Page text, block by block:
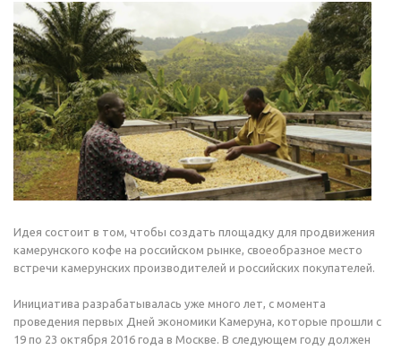
Идея состоит в том, чтобы создать площадку для продвижения
камерунского кофе на российском рынке, своеобразное место
встречи камерунских производителей и российских покупателей.
Инициатива разрабатывалась уже много лет, с момента
проведения первых Дней экономики Камеруна, которые прошли с
19 по 23 октября 2016 года в Москве. В следующем году должен